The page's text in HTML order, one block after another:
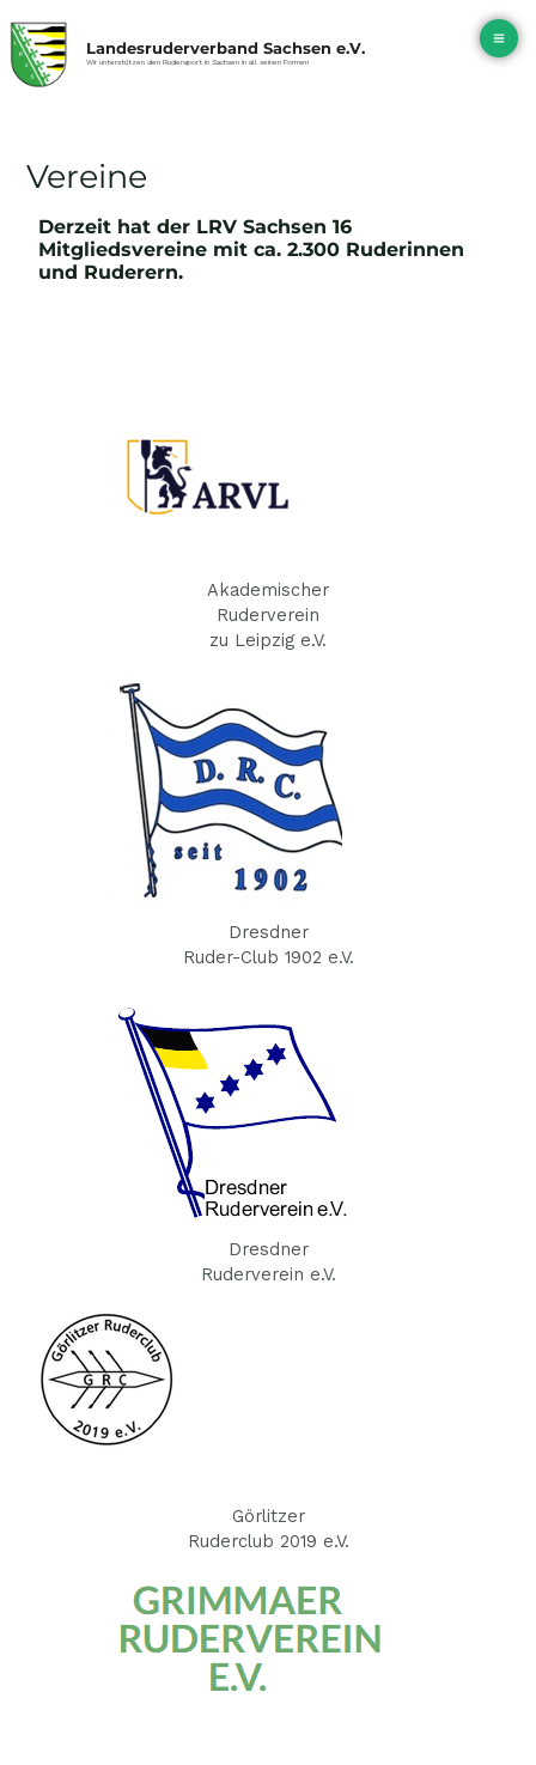
Inhalt
springen
Landesruderverband Sachsen e.V.
Wir unterstützen den Rudersport in Sachsen in all seinen Formen
Vereine
Derzeit hat der LRV Sachsen 16
Mitgliedsvereine mit ca. 2.300 Ruderinnen
und Ruderern.
Akademischer
Ruderverein
zu Leipzig e.V.
Dresdner
Ruder-Club 1902 e.V.
Dresdner
Ruderverein e.V.
Görlitzer
Ruderclub 2019 e.V.